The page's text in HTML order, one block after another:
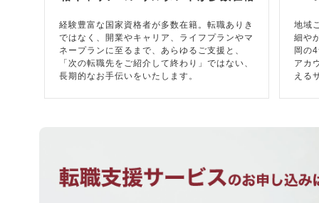
経験豊富な国家資格者が多数在籍。転職ありき
ではなく、開業やキャリア、ライフプランやマ
ネープランに至るまで、あらゆるご支援と、
「次の転職先をご紹介して終わり」ではない、
長期的なお手伝いをいたします。
地域
細や
岡の
アカ
える